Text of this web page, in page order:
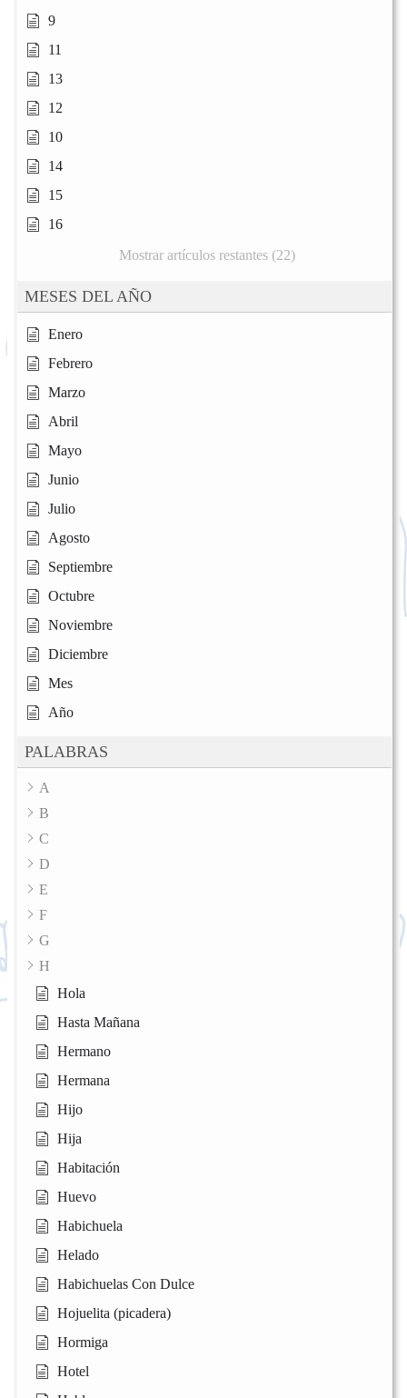
9
11
13
12
10
14
15
16
Mostrar artículos restantes (22)
MESES DEL AÑO
Enero
Febrero
Marzo
Abril
Mayo
Junio
Julio
Agosto
Septiembre
Octubre
Noviembre
Diciembre
Mes
Año
PALABRAS
A
B
C
D
E
F
G
H
Hola
Hasta Mañana
Hermano
Hermana
Hijo
Hija
Habitación
Huevo
Habichuela
Helado
Habichuelas Con Dulce
Hojuelita (picadera)
Hormiga
Hotel